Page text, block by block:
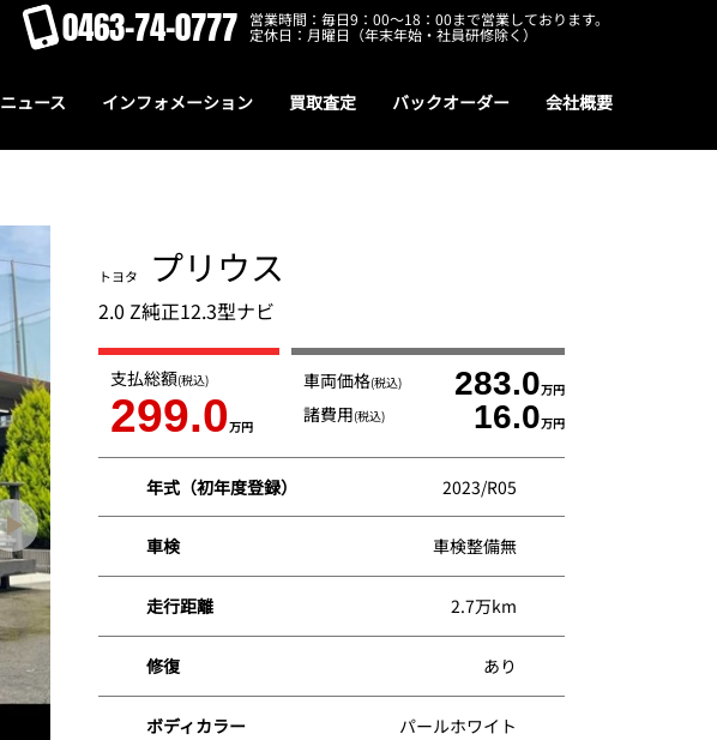
0463-74-0777 営業時間：毎日9：00～18：00まで営業しております。
定休日：月曜日（年末年始・社員研修除く）
ニュース インフォメーション 買取査定 バックオーダー 会社概要
トヨタ プリウス
2.0 Z純正12.3型ナビ
支払総額(税込)
299.0万円
車両価格(税込) 283.0万円
諸費用(税込) 16.0万円
年式（初年度登録） 2023/R05
車検 車検整備無
走行距離 2.7万km
修復 あり
ボディカラー パールホワイト